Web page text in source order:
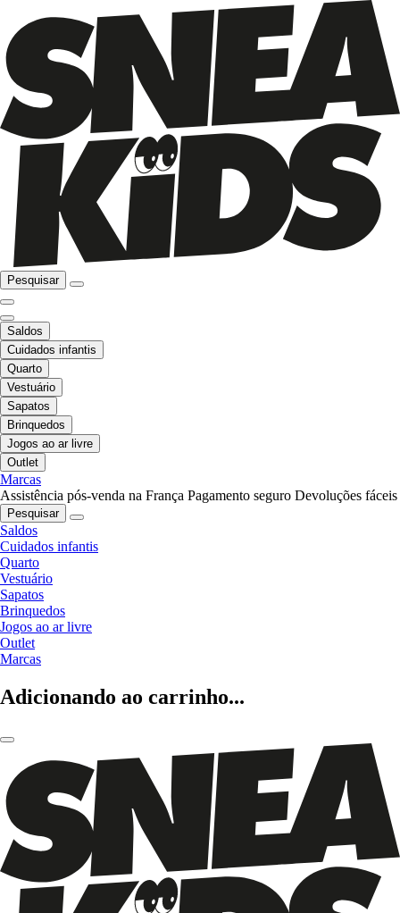
Pesquisar
Saldos
Cuidados infantis
Quarto
Vestuário
Sapatos
Brinquedos
Jogos ao ar livre
Outlet
Marcas
Assistência pós-venda na França Pagamento seguro Devoluções fáceis
Pesquisar
Saldos
Cuidados infantis
Quarto
Vestuário
Sapatos
Brinquedos
Jogos ao ar livre
Outlet
Marcas
Adicionando ao carrinho...